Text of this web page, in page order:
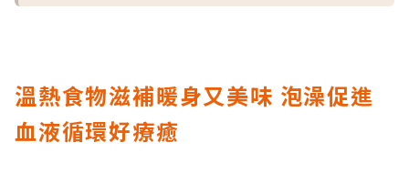
溫熱食物滋補暖身又美味 泡澡促進
血液循環好療癒